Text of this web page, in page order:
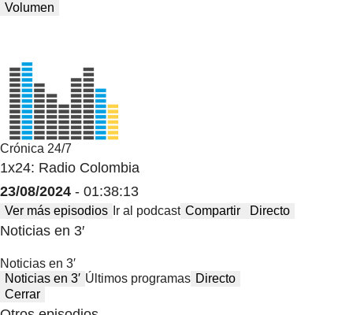
Volumen
Crónica 24/7
1x24: Radio Colombia
23/08/2024 - 01:38:13
Ver más episodios Ir al podcast Compartir Directo
Noticias en 3′
Noticias en 3′
Noticias en 3′ Últimos programas Directo
Cerrar